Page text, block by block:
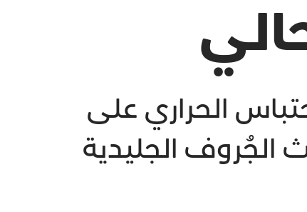
الحراري على
الجُروف الجليدية